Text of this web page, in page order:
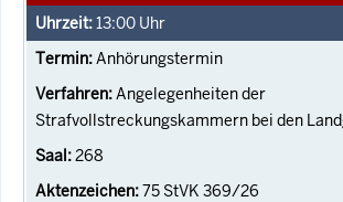
13:00 Uhr
Anhörungstermin
Angelegenheiten der
Strafvollstreckungskammern bei den
268
75 StVK 369/26